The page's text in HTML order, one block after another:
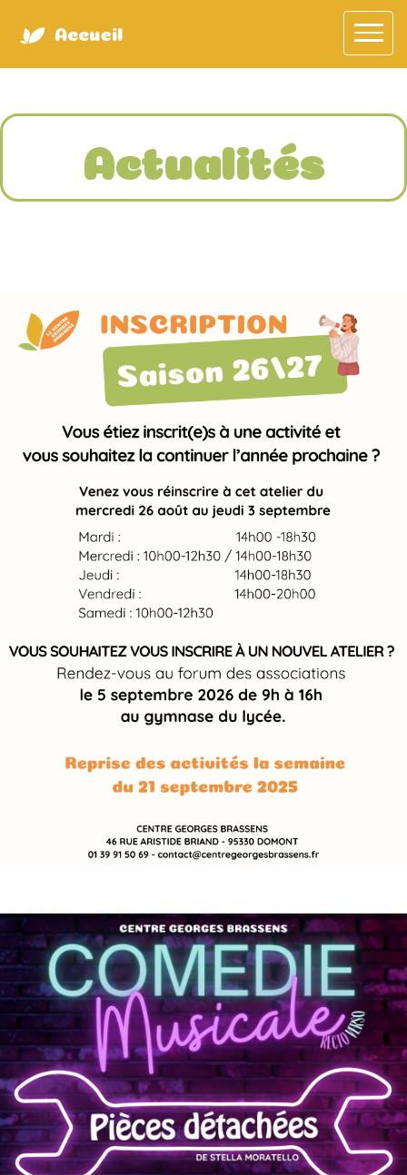
Accueil
Actualités